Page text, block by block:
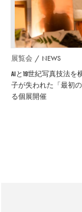
展覧会 NEWS
AIと19世紀写真技法を
子が失われた「最初
る個展開催